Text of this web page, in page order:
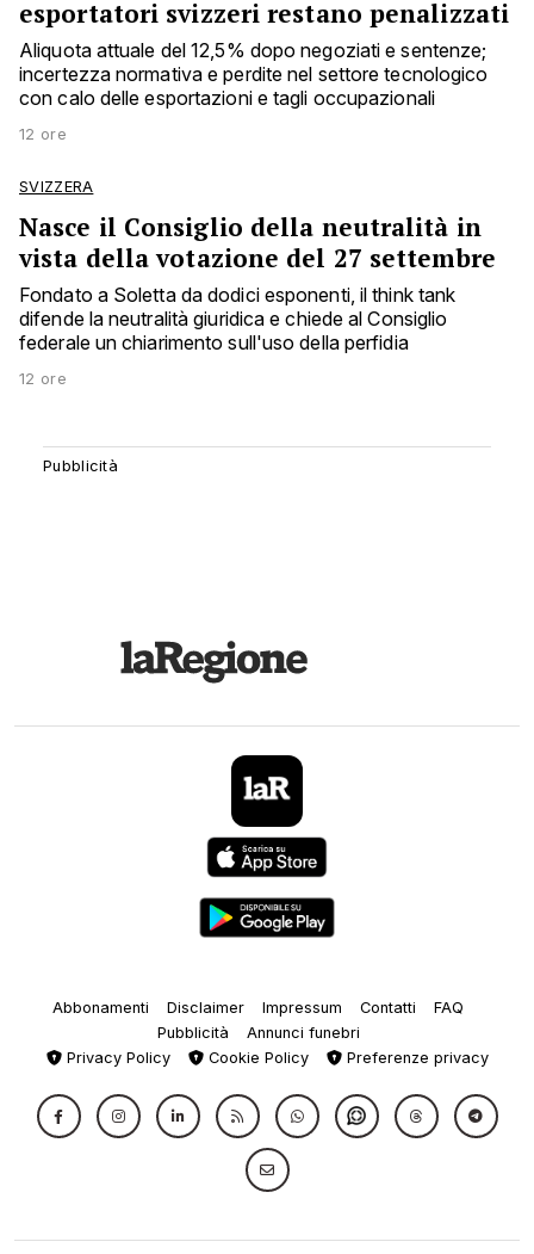
esportatori svizzeri restano penalizzati
Aliquota attuale del 12,5% dopo negoziati e sentenze;
incertezza normativa e perdite nel settore tecnologico
con calo delle esportazioni e tagli occupazionali
12 ore
SVIZZERA
Nasce il Consiglio della neutralità in
vista della votazione del 27 settembre
Fondato a Soletta da dodici esponenti, il think tank
difende la neutralità giuridica e chiede al Consiglio
federale un chiarimento sull'uso della perfidia
12 ore
Abbonamenti Disclaimer Impressum Contatti
FAQ
Pubblicità
Annunci funebri
Privacy Policy
Cookie Policy Preferenze privacy